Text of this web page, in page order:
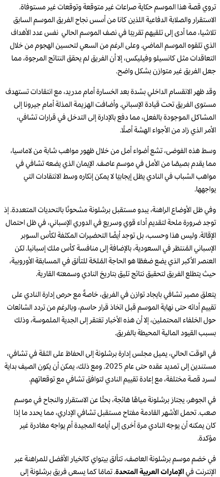
تروي قصة هذا الموسم حكاية صراعات غير متوقعة وتوقعات غير مستوفاة.
الاستقرار والصلابة الدفاعية اللذين كانا من أسس نجاح الفريق الموسم السابق
تلاشيا، مما أدى إلى تلقيهم تقريبًا في نصف الموسم الحالي نفس عدد الأهداف
الذي تلقوه الموسم الماضي. وعلى الرغم من السعي لتحسين الهجوم من خلال
التعاقدات مثل كانسيلو وفيليكس، إلا أن الفريق لم يحقق النتائج المرجوة، مما
جعل الفريق غير متوازن بشكل واضح.
وقد ظهر الانقسام الداخلي بشدة بعد الخسارة أمام مدريد، مع انتقادات تستهدف
مستوى الفريق تحت قيادة الإسباني. وأضافت الهزيمة المذلة أمام جيرونا إلى
المشاكل الموجودة بالفعل، مما دفع بالإدارة إلى التدخل في قرارات تشافي،
الأمر الذي زاد من الأجواء الهشة أصلًا.
وسط هذه الفوضى، تشع أضواء أمل من خلال ظهور مواهب شابة من لاماسيا،
مما يقدم بصيصًا من الأمل في موسم عاصف. الإيمان الذي يضعه تشافي في
مواهب الشباب في النادي يظل إيجابيًا لا يمكن إنكاره وسط الانتقادات التي
يواجهها.
وفي ظل الأوضاع الراهنة، يبدو مستقبل برشلونة مشحونًا بالتحديات المتعددة. إذ
توجد ضرورة ملحة لتقديم أداء قوي وسريع في الدوري الإسباني، في ظل احتمال
الإقالة. وليس هذا وحسب، بل توجد أيضًا التحضيرات المكثفة لكأس السوبر
الإسباني المُنتظر في السعودية، بالإضافة إلى منافسة كأس ملك إسبانيا. لكن
العنصر الأكبر الذي يضع ضغطًا هو الحاجة المُلحّة للتألق في المسابقة الأوروبية،
حيث يتطلع الفريق لتحقيق نتائج تليق بتاريخ النادي وسمعته القارية.
يتعلق مصير تشافي بايجاد توازن في الفريق، خاصةً مع حرص إدارة النادي على
تقييم أدائه حتى نهاية الموسم قبل اتخاذ قرار حاسم، وبالرغم من تردد الشائعات
حول الخلفاء المحتملين، إلا أن هذه الأخبار تفتقر إلى الجدية الملموسة، وذلك
بسبب القيود المالية المحيطة بالفريق.
في الوقت الحالي، يميل مجلس إدارة برشلونة إلى الحفاظ على الثقة في تشافي،
مستندين إلى تمديد عقده حتى عام 2025. ومع ذلك، يمكن أن يكون الصيف بداية
لسرد قصة مختلفة، مع إعادة تقييم النادي لتوافق تشافي مع توقعاتهم.
في الجوهر، يجتاز برشلونة مياهًا هائجة، بحثًا عن الاستقرار والنجاح في موسم
صعب. تحمل الأشهر القادمة مفتاح مستقبل تشافي الإداري، مما يحدد ما إذا
كان يمكنه أن يوجه النادي مرة أخرى إلى أيامه المجيدة أم يواجه مغادرة غير
مؤكدة.
في خضم موسم برشلونة العاصف، تتألق بيتواي كالخيار الأفضل للمراهنة عبر
الإنترنت فيالإمارات العربية المتحدة. تمامًا كما يسعى فريق برشلونة إلى